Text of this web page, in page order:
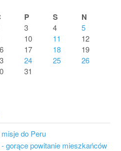
P S N
3 4
5
10 11
12
17 18
19
24 25
26
31
do Peru
gorące powitanie mieszkańców